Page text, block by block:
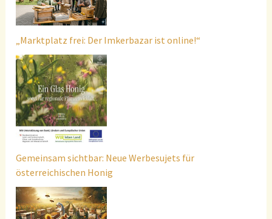
„Marktplatz frei: Der Imkerbazar ist online!“
Gemeinsam sichtbar: Neue Werbesujets für
österreichischen Honig